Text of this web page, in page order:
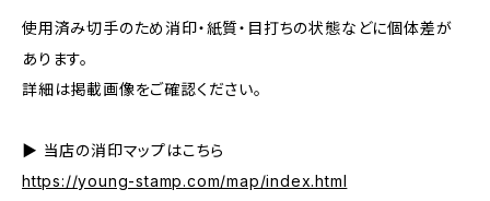
使用済み切手のため消印・紙質・目打ちの状態などに個体差が
あります。
詳細は掲載画像をご確認ください。
▶ 当店の消印マップはこちら
https://young-stamp.com/map/index.html